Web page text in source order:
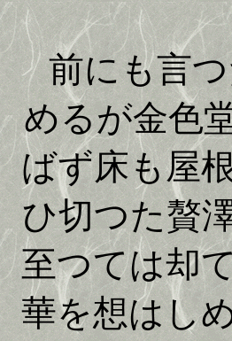
前にも言
めるが金色
ばず床も屋
ひ切つた贅
至つては却
華を想はし